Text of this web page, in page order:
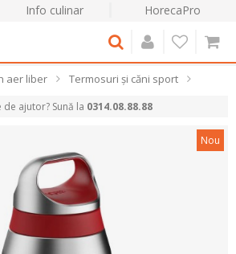
Info culinar HorecaPro
aer liber Termosuri și căni sport
de ajutor? Sună la 0314.08.88.88
Nou